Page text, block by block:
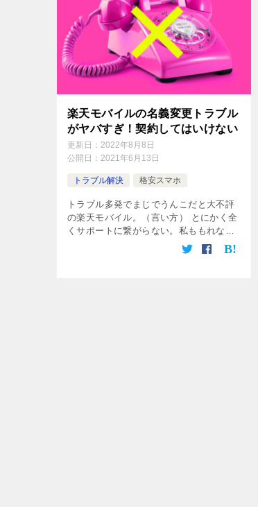
楽天モバイルの名義変更トラブル
がヤバすぎ！契約してはいけない
更新日： 2022年8月8日
公開日： 2021年6月13日
トラブル解決 格安スマホ
トラブル多発でまじでうんこだと大不評
の楽天モバイル。（言い方） とにかく全
くサポートに繋がらない。私ももれなく
被害に合いました。 本～～～～当に、無
料に釣られて楽天モバイルなんかに変え